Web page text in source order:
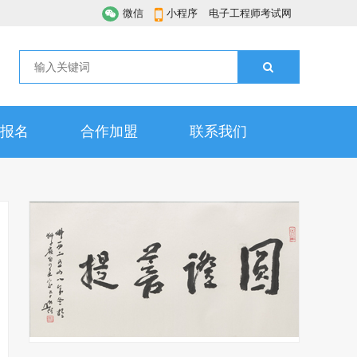
微信 小程序 电子工程师考试网
名 合作加盟 联系我们